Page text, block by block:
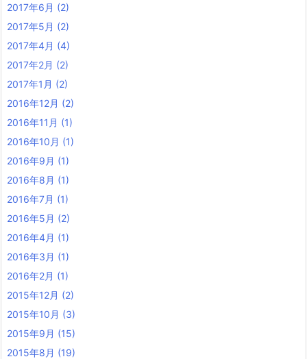
2017年6月 (2)
2017年5月 (2)
2017年4月 (4)
2017年2月 (2)
2017年1月 (2)
2016年12月 (2)
2016年11月 (1)
2016年10月 (1)
2016年9月 (1)
2016年8月 (1)
2016年7月 (1)
2016年5月 (2)
2016年4月 (1)
2016年3月 (1)
2016年2月 (1)
2015年12月 (2)
2015年10月 (3)
2015年9月 (15)
2015年8月 (19)